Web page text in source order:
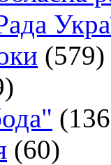
(579)
(60)